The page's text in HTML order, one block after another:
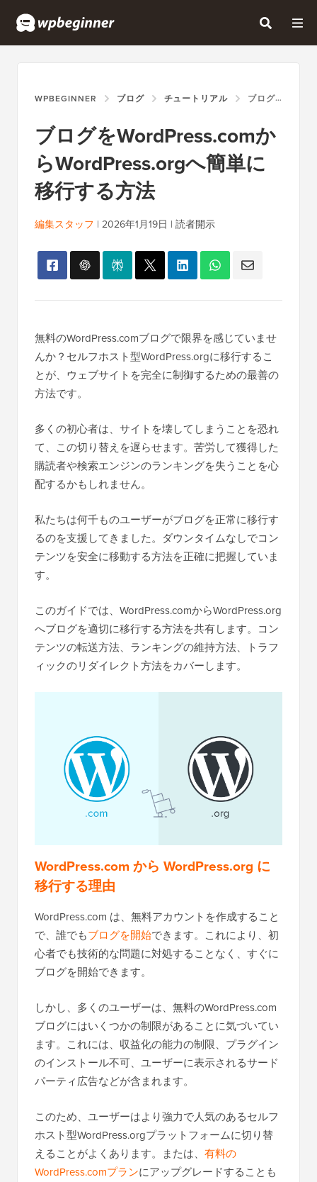
WPBEGINNER ブログ チュートリアル ブログをWORDPRESS.COMからWORDPRESS.ORGへ簡単に移行する方法
ブログをWordPress.comか
らWordPress.orgへ簡単に
移行する方法
編集スタッフ | 2026年1月19日 | 読者開示
無料のWordPress.comブログで限界を感じていませ
んか？セルフホスト型WordPress.orgに移行するこ
とが、ウェブサイトを完全に制御するための最善の
方法です。
多くの初心者は、サイトを壊してしまうことを恐れ
て、この切り替えを遅らせます。苦労して獲得した
購読者や検索エンジンのランキングを失うことを心
配するかもしれません。
私たちは何千ものユーザーがブログを正常に移行す
るのを支援してきました。ダウンタイムなしでコン
テンツを安全に移動する方法を正確に把握していま
す。
このガイドでは、WordPress.comからWordPress.org
へブログを適切に移行する方法を共有します。コン
テンツの転送方法、ランキングの維持方法、トラフ
ィックのリダイレクト方法をカバーします。
WordPress.com から WordPress.org に
移行する理由
WordPress.com は、無料アカウントを作成すること
で、誰でもブログを開始できます。これにより、初
心者でも技術的な問題に対処することなく、すぐに
ブログを開始できます。
しかし、多くのユーザーは、無料のWordPress.com
ブログにはいくつかの制限があることに気づいてい
ます。これには、収益化の能力の制限、プラグイン
のインストール不可、ユーザーに表示されるサード
パーティ広告などが含まれます。
このため、ユーザーはより強力で人気のあるセルフ
ホスト型WordPress.orgプラットフォームに切り替
えることがよくあります。または、 有料の
WordPress.comプランにアップグレードすることも